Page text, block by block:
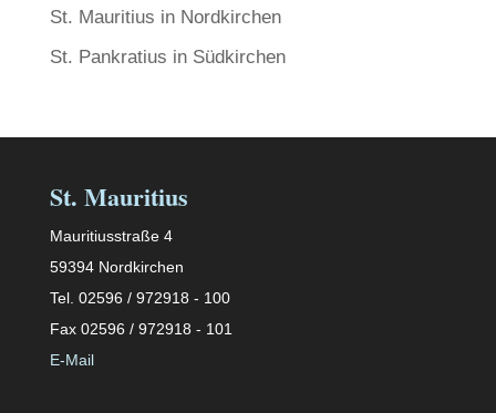
St. Mauritius in Nordkirchen
St. Pankratius in Südkirchen
St. Mauritius
Mauritiusstraße 4
59394 Nordkirchen
Tel. 02596 / 972918 - 100
Fax 02596 / 972918 - 101
E-Mail